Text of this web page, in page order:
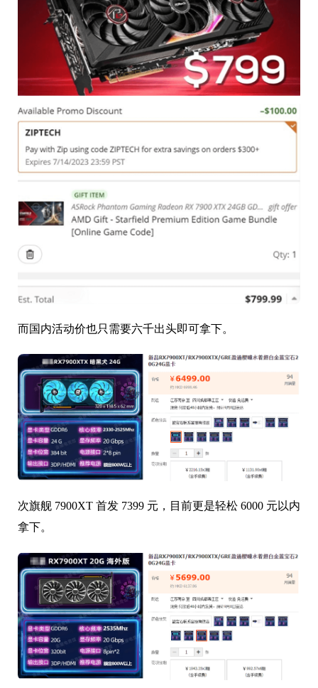
而国内活动价也只需要六千出头即可拿下。
次旗舰 7900XT 首发 7399 元，目前更是轻松 6000 元以内
拿下。